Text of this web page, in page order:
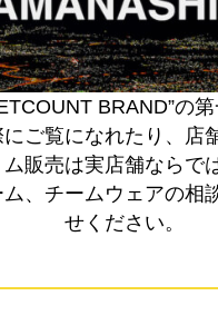
BRAND”の
ご覧になれたり、店
ム販売は実店舗ならで
、チームウェアの相
せください。